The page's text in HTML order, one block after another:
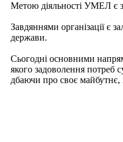
Метою діяльності УМЕЛ є
Завдяннями організації є
держави.
Сьогодні основними
якого задоволення потреб
дбаючи про своє майбутнє,